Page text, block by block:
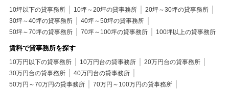
10坪以下の貸事務所 10坪～20坪の貸事務所
20坪～30坪の貸事務所
30坪～40坪の貸事務所
40坪～50坪の貸事務所
50坪～70坪の貸事務所
70坪～100坪の貸事務所 100坪以上の貸事務所
賃料で貸事務所を探す
10万円以下の貸事務所 10万円台の貸事務所
20万円台の貸事務所
30万円台の貸事務所
40万円台の貸事務所
50万円～70万円の貸事務所
70万円～100万円の貸事務所